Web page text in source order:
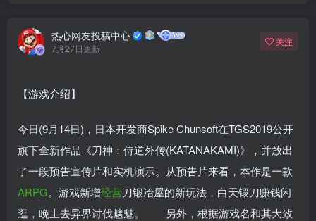
热心网友投稿中心
7月27日更新
关注
【游戏介绍】
今日(9月14日)，日本开发商Spike Chunsoft在TGS2019公开
旗下全新作品《刀神：侍道外传(KATANAKAMI)》，并放出
了一段预告宣传片和实机演示。从预告片来看，本作是一款
ARPG。游戏新增经营刀锻冶屋的新玩法，白天锻刀赚钱闲
逛，晚上去异界讨伐魑魅。 另外，根据游戏名和其大致